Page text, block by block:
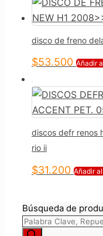
disco de freno
$53.500 Añadir
discos defr renos
rio ii
$31.200 Añadir
Búsqueda de